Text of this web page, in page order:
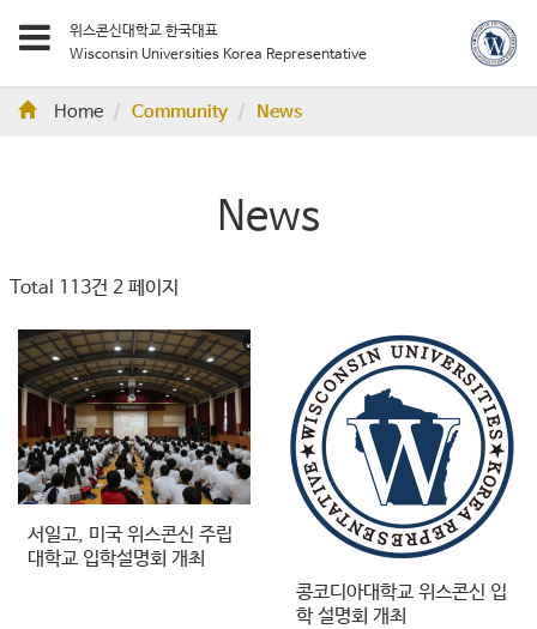
위스콘신대학교 한국대표
Wisconsin Universities Korea Representative
Home Community News
News
Total 113건 2 페이지
서일고, 미국 위스콘신 주립
대학교 입학설명회 개최
콩코디아대학교 위스콘신 입
학 설명회 개최